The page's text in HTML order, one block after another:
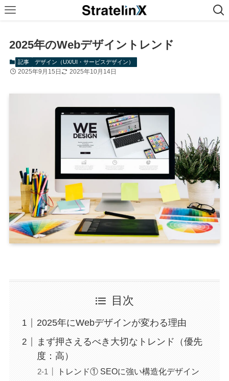
2025年のWebデザイントレンド
記事 デザイン（UX/UI・サービスデザイン）
2025年9月15日 2025年10月14日
目次
2025年にWebデザインが変わる理由
まず押さえるべき大切なトレンド（優先
度：高）
トレンド① SEOに強い構造化デザイン